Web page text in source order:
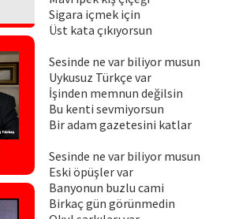
Sigara içmek için
Üst kata çıkıyorsun
Sesinde ne var biliyor musun
Uykusuz Türkçe var
İşinden memnun değilsin
Bu kenti sevmiyorsun
Bir adam gazetesini katlar
Sesinde ne var biliyor musun
Eski öpüşler var
Banyonun buzlu cami
Birkaç gün görünmedin